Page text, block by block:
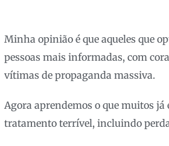
Minha opinião é que aqueles que
pessoas mais informadas, com
vítimas de propaganda massiva.
Agora aprendemos o que muitos
tratamento terrível, incluindo